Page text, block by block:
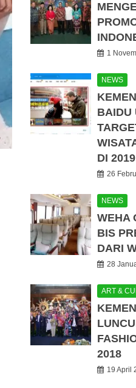
1
NEWS
BAIDU
DI 2019
26
NEWS
WEHA
BIS
DARI
28
ART &
2018
19 April